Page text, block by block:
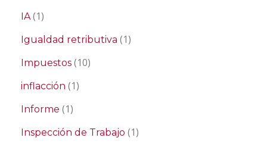
IA(1)
Igualdad retributiva (1)
Impuestos (10)
inflacción (1)
Informe (1)
Inspección de Trabajo (1)